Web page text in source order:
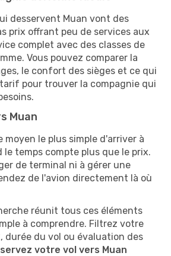
desservent Muan vont des
prix offrant peu de services aux
complet avec des classes de
Vous pouvez comparer la
le confort des sièges et ce qui
pour trouver la compagnie qui
Muan
moyen le plus simple d'arriver à
temps compte plus que le prix.
de terminal ni à gérer une
de l'avion directement là où
réunit tous ces éléments
à comprendre. Filtrez votre
durée du vol ou évaluation des
votre vol vers Muan